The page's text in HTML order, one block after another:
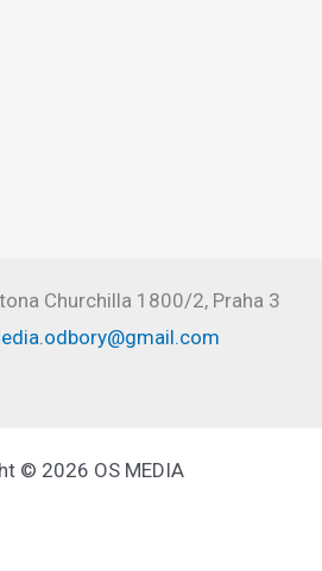
Churchilla 1800/2, Praha 3
© 2026 OS MEDIA